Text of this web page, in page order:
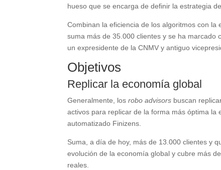
hueso que se encarga de definir la estrategia
Combinan la eficiencia de los algoritmos con
suma más de 35.000 clientes y se ha marcado
un expresidente de la CNMV y antiguo
Objetivos
Replicar la economía global
Generalmente, losrobo advisors buscan
activos para replicar de la forma más óptima la
automatizado Finizens.
Suma, a día de hoy, más de 13.000 clientes y
evolución de la economía global y cubre más
reales.